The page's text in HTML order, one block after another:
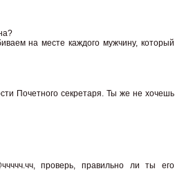
на месте каждого мужчину, который
Почетного секретаря. Ты же не хочешь
проверь, правильно ли ты его